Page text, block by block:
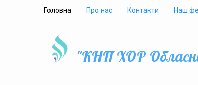
Головна Про нас Контакти Наш
"КНП ХОР